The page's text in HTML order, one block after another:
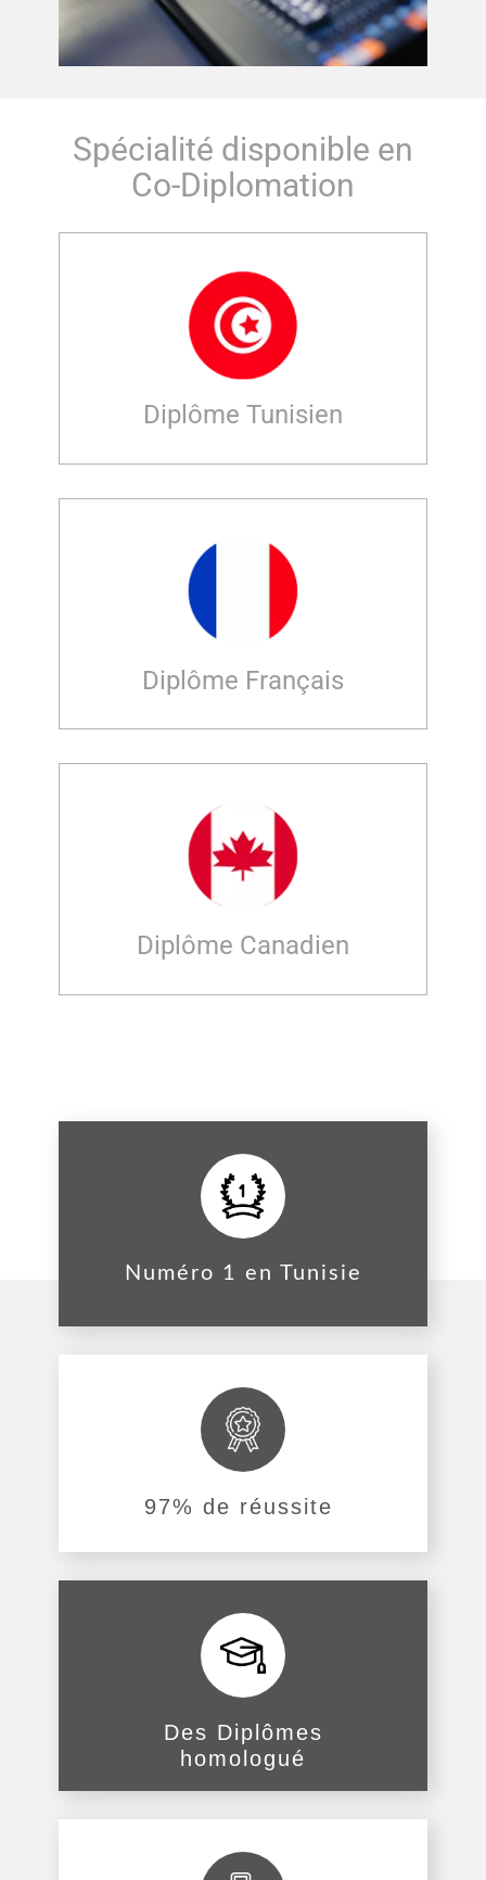
Spécialité disponible en
Co-Diplomation
Diplôme Tunisien
Diplôme Français
Diplôme Canadien
Numéro 1 en Tunisie
97% de réussite
Des Diplômes
homologué